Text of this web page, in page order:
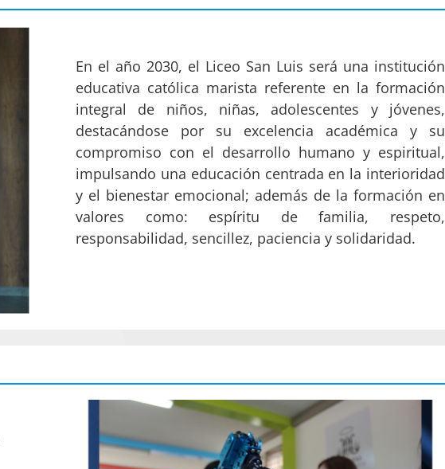
En el año 2030, el Liceo San Luis será una institución
educativa católica marista referente en la formación
integral de niños, niñas, adolescentes y jóvenes,
destacándose por su excelencia académica y su
compromiso con el desarrollo humano y espiritual,
impulsando una educación centrada en la interioridad
y el bienestar emocional; además de la formación en
valores como: espíritu de familia, respeto,
responsabilidad, sencillez, paciencia y solidaridad.